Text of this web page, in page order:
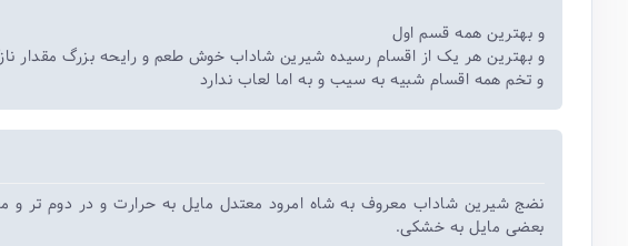
و بهترین همه قسم اول
و بهترین هر یک از اقسام رسیده شیرین شاداب خوش طعم و رایحه بزرگ مقدار
و تخم همه اقسام شبیه به سیب و به اما لعاب ندارد
نضج شیرین شاداب معروف به شاه امرود معتدل مایل به حرارت و در دوم تر و
بعضی مایل به خشکی.